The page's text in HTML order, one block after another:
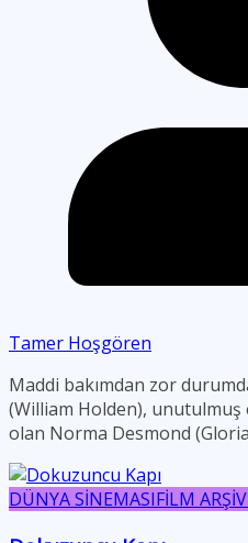
Tamer Hoşgören
Maddi bakımdan zor
(William Holden), unutulmuş
olan Norma Desmond (Gloria
DÜNYA SİNEMASIFİLM